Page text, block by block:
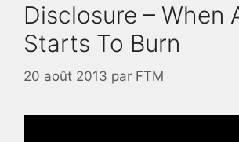
Disclosure – When
Starts To Burn
20 août 2013 par FTM